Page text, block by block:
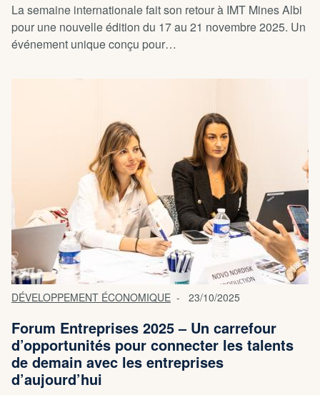
La semaine internationale fait son retour à IMT Mines Albi
pour une nouvelle édition du 17 au 21 novembre 2025. Un
événement unique conçu pour…
DÉVELOPPEMENT ÉCONOMIQUE 23/10/2025
Forum Entreprises 2025 – Un carrefour
d’opportunités pour connecter les talents
de demain avec les entreprises
d’aujourd’hui